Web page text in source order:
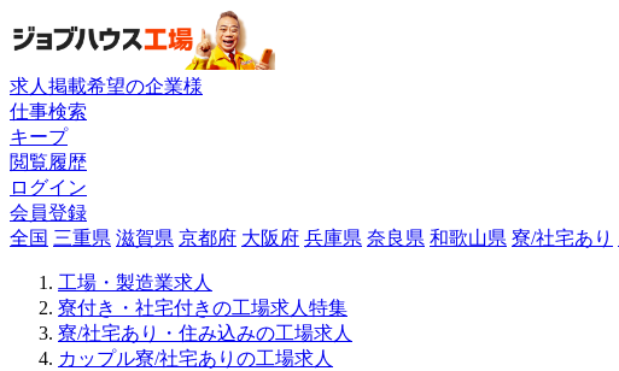
求人掲載希望の企業様
仕事検索
キープ
閲覧履歴
ログイン
会員登録
全国 三重県 滋賀県 京都府 大阪府 兵庫県 奈良県 和歌山県 寮/社宅あり
工場・製造業求人
寮付き・社宅付きの工場求人特集
寮/社宅あり・住み込みの工場求人
カップル寮/社宅ありの工場求人